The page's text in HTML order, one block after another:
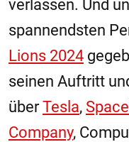
verlassen. Und
spannendsten
Lions 2024
seinen Auftritt
überTesla,
Company,